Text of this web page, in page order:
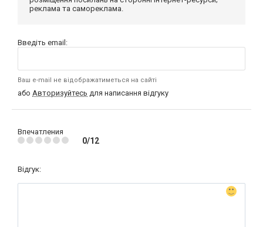
реклама та самореклама.
Введіть email:
Ваш e-mail не відображатиметься на сайті
або Авторизуйтесь для написання відгуку
Впечатления
0/12
Відгук: